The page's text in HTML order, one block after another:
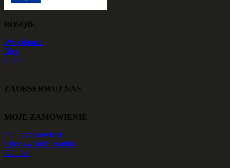
BOSQIE
Współpraca
Blog
Sklep
ZAOBSERWUJ NAS
MOJE ZAMÓWIENIE
Status zamówienia
Chcę zwrócić produkt
Kontakt